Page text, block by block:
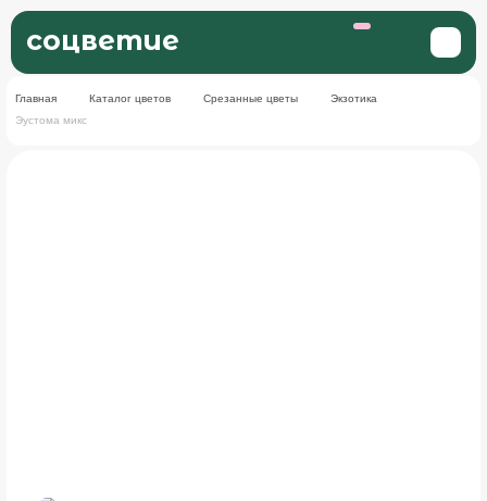
соцветие
Главная Каталог цветов Срезанные цветы
Экзотика
Эустома микс